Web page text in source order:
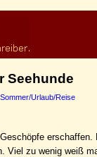
Seehunde
Sommer/Urlaub/Reise
Viel zu wenig weiß